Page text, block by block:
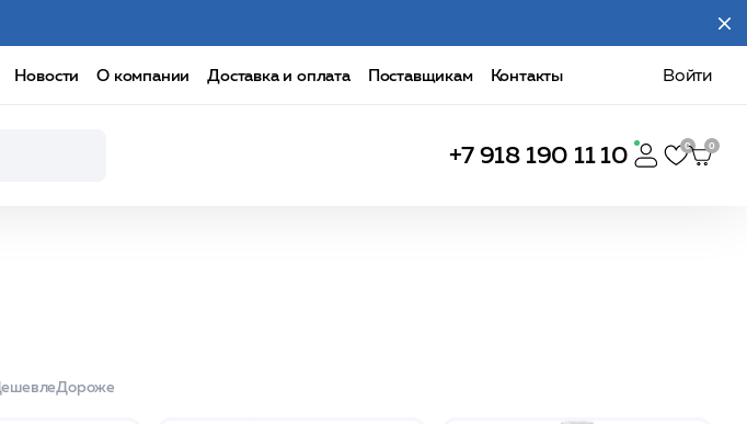
Новости О компании Доставка и оплата Поставщикам Контакты Войти
+7 918 190 11 10
Дороже